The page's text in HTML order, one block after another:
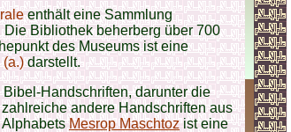
enthält eine Sammlung
Bibliothek beherberg über 700
des Museums ist eine
(a.)darstellt.
Handschriften, darunter die
andere Handschriften aus
AlphabetsMesrop Maschtozist eine